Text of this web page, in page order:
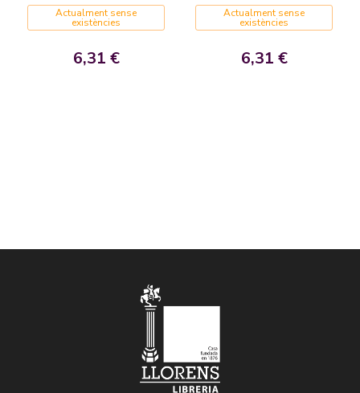
Actualment sense
existències
6,31 €
Actualment sense
existències
6,31 €